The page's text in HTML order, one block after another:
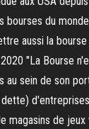
bourses du
aussi la bourse
"La Bourse
au sein de son
magasins de jeux